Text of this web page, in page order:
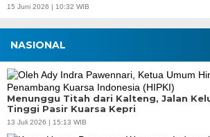
15 Juni 2026 | 10:32 WIB
NASIONAL
Menunggu Titah dari Kalteng, Jalan
Tinggi Pasir Kuarsa Kepri
13 Juli 2026 | 15:13 WIB